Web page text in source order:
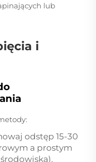
lub
i
odstęp 15-30
a prostym